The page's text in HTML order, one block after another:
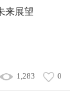
来展望
1,283 0